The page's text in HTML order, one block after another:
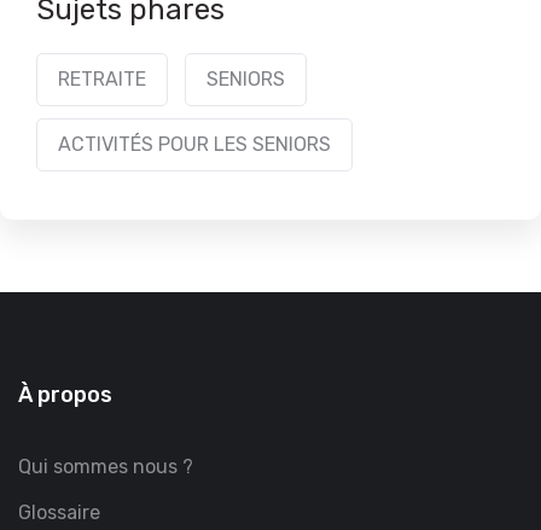
Sujets phares
RETRAITE SENIORS
ACTIVITÉS POUR LES SENIORS
À propos
Qui sommes nous ?
Glossaire